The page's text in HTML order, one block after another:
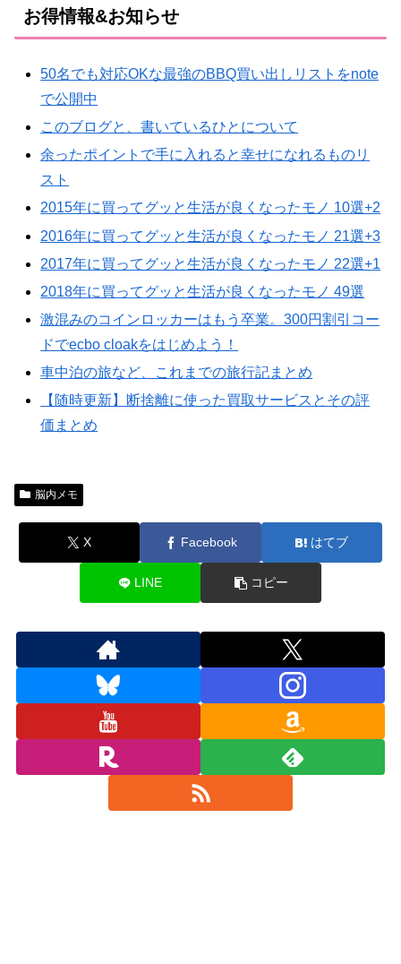
お得情報&お知らせ
50名でも対応OKな最強のBBQ買い出しリストをnote
で公開中
このブログと、書いているひとについて
余ったポイントで手に入れると幸せになれるものリ
スト
2015年に買ってグッと生活が良くなったモノ 10選+2
2016年に買ってグッと生活が良くなったモノ 21選+3
2017年に買ってグッと生活が良くなったモノ 22選+1
2018年に買ってグッと生活が良くなったモノ 49選
激混みのコインロッカーはもう卒業。300円割引コー
ドでecbo cloakをはじめよう！
車中泊の旅など、これまでの旅行記まとめ
【随時更新】断捨離に使った買取サービスとその評
価まとめ
脳内メモ
X Facebook はてブ
LINE コピー